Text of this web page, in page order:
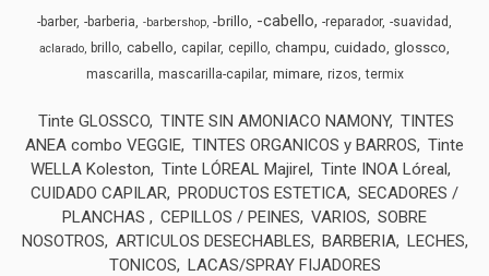
-barber -barberia -barbershop -brillo -cabello -reparador -suavidad
aclarado brillo cabello capilar cepillo champu cuidado glossco
mascarilla mascarilla-capilar mimare rizos termix
Tinte GLOSSCO TINTE SIN AMONIACO NAMONY TINTES
ANEA combo VEGGIE TINTES ORGANICOS y BARROS
Tinte
WELLA Koleston
Tinte LÓREAL Majirel
Tinte INOA Lóreal
CUIDADO CAPILAR PRODUCTOS ESTETICA SECADORES /
PLANCHAS
CEPILLOS / PEINES VARIOS
SOBRE
NOSOTROS
ARTICULOS DESECHABLES BARBERIA LECHES,
TONICOS
LACAS/SPRAY FIJADORES